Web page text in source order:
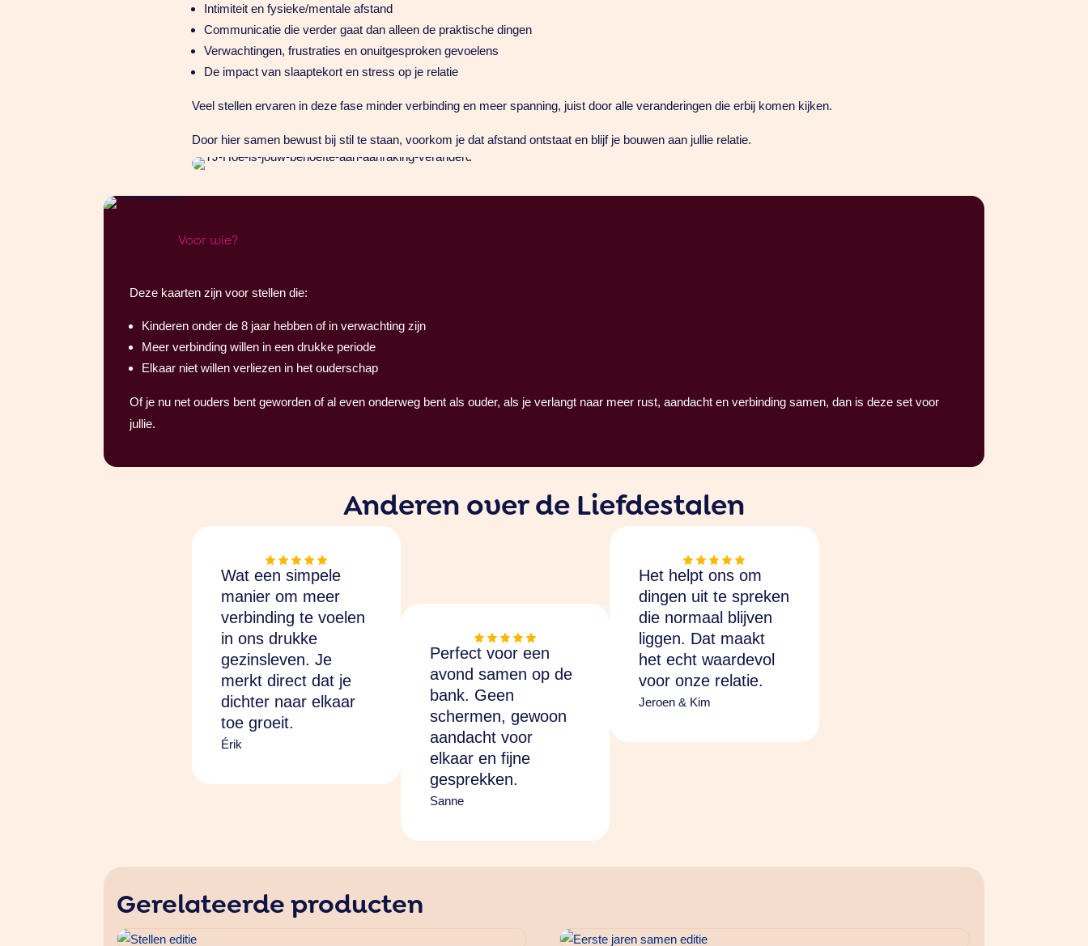
Intimiteit en fysieke/mentale afstand
Communicatie die verder gaat dan alleen de praktische dingen
Verwachtingen, frustraties en onuitgesproken gevoelens
De impact van slaaptekort en stress op je relatie
Veel stellen ervaren in deze fase minder verbinding en meer spanning, juist door alle veranderingen die erbij komen kijken.
Door hier samen bewust bij stil te staan, voorkom je dat afstand ontstaat en blijf je bouwen aan jullie relatie.
Voor wie?
Deze kaarten zijn voor stellen die:
Kinderen onder de 8 jaar hebben of in verwachting zijn
Meer verbinding willen in een drukke periode
Elkaar niet willen verliezen in het ouderschap
Of je nu net ouders bent geworden of al even onderweg bent als ouder, als je verlangt naar meer rust, aandacht en verbinding samen, dan is deze set voor
jullie.
Anderen over de Liefdestalen
Wat een simpele
manier om meer
verbinding te voelen
in ons drukke
gezinsleven. Je
merkt direct dat je
dichter naar elkaar
toe groeit.
Érik
Perfect voor een
avond samen op de
bank. Geen
schermen, gewoon
aandacht voor
elkaar en fijne
gesprekken.
Sanne
Het helpt ons om
dingen uit te spreken
die normaal blijven
liggen. Dat maakt
het echt waardevol
voor onze relatie.
Jeroen & Kim
Gerelateerde producten